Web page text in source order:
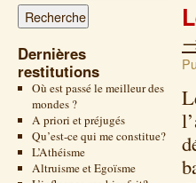
Dernières
restitutions
Où est passé le meilleur des
mondes ?
A priori et préjugés
Qu’est-ce qui me constitue?
L’Athéisme
Altruisme et Egoïsme